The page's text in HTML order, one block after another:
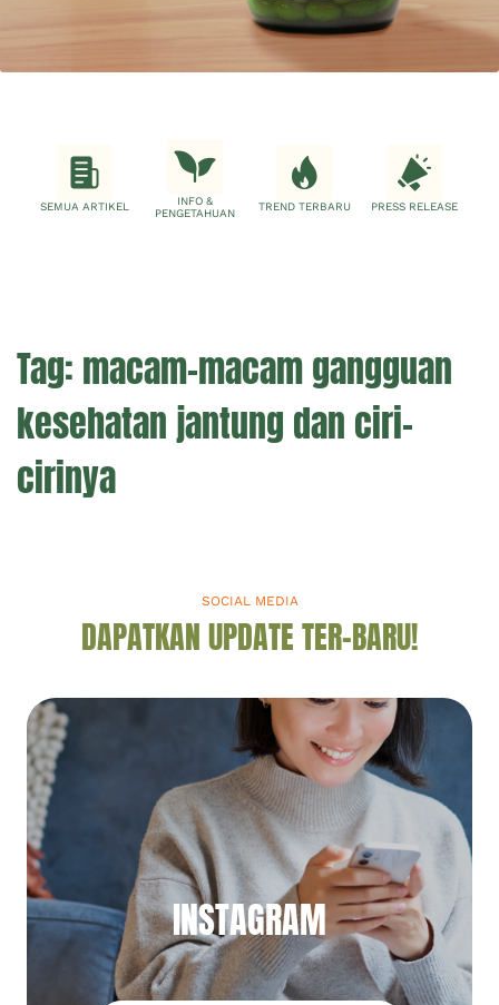
SEMUA ARTIKEL
INFO &
PENGETAHUAN
TREND TERBARU PRESS RELEASE
Tag: macam-macam gangguan
kesehatan jantung dan ciri-
cirinya
SOCIAL MEDIA
DAPATKAN UPDATE TER-BARU!
INSTAGRAM